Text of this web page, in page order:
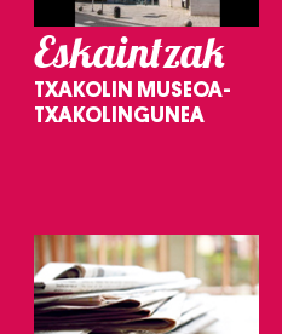
Eskaintzak
TXAKOLIN MUSEOA-
TXAKOLINGUNEA